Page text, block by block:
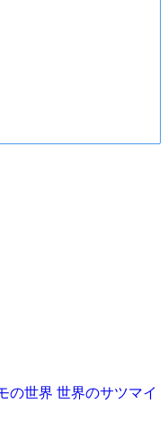
の世界 世界のサツマイ